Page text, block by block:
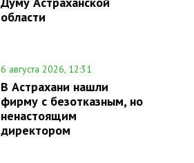
области
6 августа 2026, 12:31
В Астрахани нашли
фирму с безотказным, но
ненастоящим
директором